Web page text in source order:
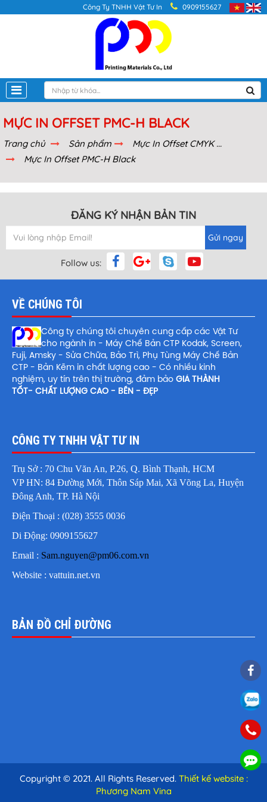
Công Ty TNHH Vật Tư In 0909155627
MỰC IN OFFSET PMC-H BLACK
Trang chủ Sản phẩm
Mực In Offset CMYK ...
Mực In Offset PMC-H Black
ĐĂNG KÝ NHẬN BẢN TIN
Gửi ngay
Follow us:
VỀ CHÚNG TÔI
Công ty chúng tôi chuyên cung cấp các Vật Tư
cho ngành in - Máy Chế Bản CTP Kodak, Screen,
Fuji, Amsky - Sửa Chữa, Bảo Trì, Phụ Tùng Máy Chế Bản
CTP - Bản Kẽm in chất lượng cao - Có nhiều kinh
nghiệm, uy tín trên thị trường, đảm bảo GIÁ THÀNH
TỐT- CHẤT LƯỢNG CAO - BỀN - ĐẸP
CÔNG TY TNHH VẬT TƯ IN
Trụ Sở : 70 Chu Văn An, P.26, Q. Bình Thạnh, HCM
VP HN: 84 Đường Mới, Thôn Sáp Mai, Xã Võng La, Huyện
Đông Anh, TP. Hà Nội
Điện Thoại : (028) 3555 0036
Di Động: 0909155627
Email : Sam.nguyen@pm06.com.vn
Website : vattuin.net.vn
BẢN ĐỒ CHỈ ĐƯỜNG
Copyright © 2021. All Rights Reserved. Thiết kế website :
Phương Nam Vina